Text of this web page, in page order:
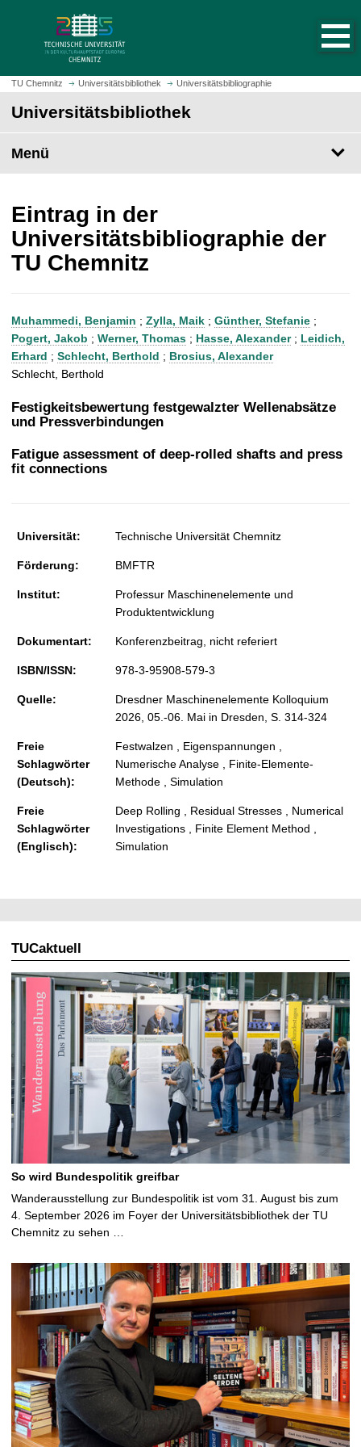
z
m
t
e
i
t
u
f
r
u
TU Chemnitz Universitätsbibliothek Universitätsbibliographie
Universitätsbibliothek
Menü
Eintrag in der
Universitätsbibliographie der
TU Chemnitz
Muhammedi, Benjamin ; Zylla, Maik ; Günther, Stefanie ;
Pogert, Jakob ; Werner, Thomas ; Hasse, Alexander; Leidich,
Erhard ; Schlecht, Berthold ; Brosius, Alexander
Schlecht, Berthold
Festigkeitsbewertung festgewalzter Wellenabsätze
und Pressverbindungen
Fatigue assessment of deep-rolled shafts and press
fit connections
Universität: Technische Universität Chemnitz
Förderung: BMFTR
Institut:
Professur Maschinenelemente und
Produktentwicklung
Dokumentart: Konferenzbeitrag, nicht referiert
ISBN/ISSN: 978-3-95908-579-3
Quelle:
Dresdner Maschinenelemente Kolloquium
2026, 05.-06. Mai in Dresden, S. 314-324
Freie
Schlagwörter
(Deutsch):
Festwalzen , Eigenspannungen ,
Numerische Analyse , Finite-Elemente-
Methode , Simulation
Freie
Schlagwörter
(Englisch):
Deep Rolling , Residual Stresses , Numerical
Investigations , Finite Element Method ,
Simulation
TUCaktuell
So wird Bundespolitik greifbar
Wanderausstellung zur Bundespolitik ist vom 31. August bis zum
4. September 2026 im Foyer der Universitätsbibliothek der TU
Chemnitz zu sehen …